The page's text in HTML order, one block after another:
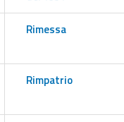
Rimessa
Rimpatrio